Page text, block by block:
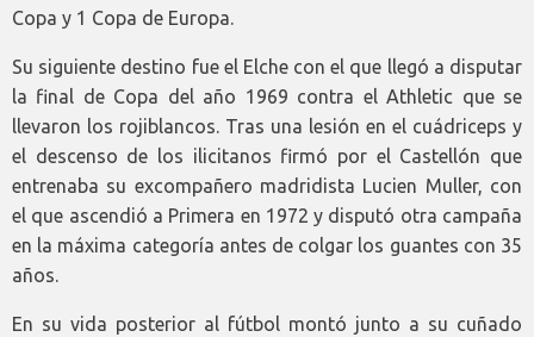
Copa y 1 Copa de Europa.
Su siguiente destino fue el Elche con el que llegó a disputar
la final de Copa del año 1969 contra el Athletic que se
llevaron los rojiblancos. Tras una lesión en el cuádriceps y
el descenso de los ilicitanos firmó por el Castellón que
entrenaba su excompañero madridista Lucien Muller, con
el que ascendió a Primera en 1972 y disputó otra campaña
en la máxima categoría antes de colgar los guantes con 35
años.
En su vida posterior al fútbol montó junto a su cuñado